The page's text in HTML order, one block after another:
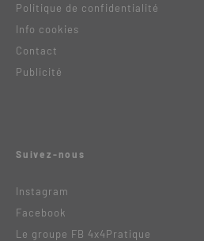
Politique de confidentialité
Info cookies
Contact
Publicité
Suivez-nous
Instagram
Facebook
Le groupe FB 4x4Pratique